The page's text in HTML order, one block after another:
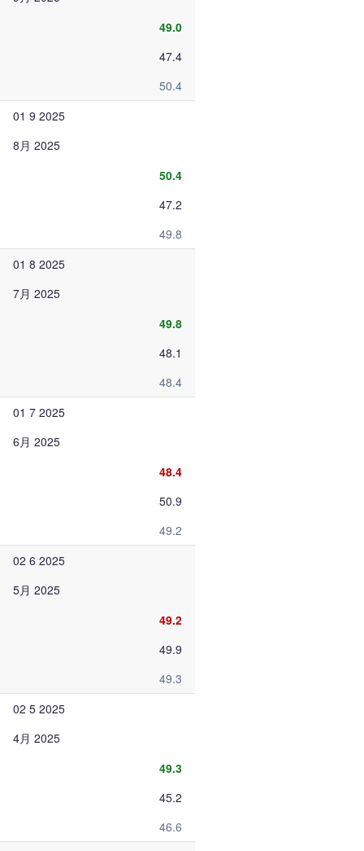
49.0
47.4
50.4
01 9 2025
8月 2025
50.4
47.2
49.8
01 8 2025
7月 2025
49.8
48.1
48.4
01 7 2025
6月 2025
48.4
50.9
49.2
02 6 2025
5月 2025
49.2
49.9
49.3
02 5 2025
4月 2025
49.3
45.2
46.6